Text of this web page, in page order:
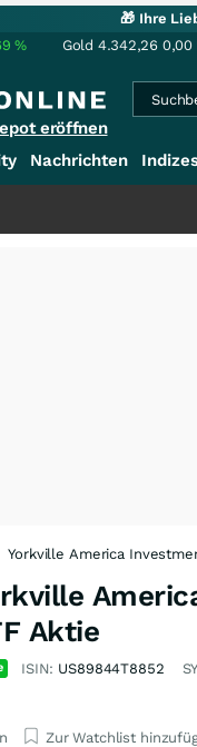
🎁 Ihre
% Gold 4.342,26 0,00
eröffnen
Nachrichten
Yorkville America
Aktie
ISIN: US89844T8852
Zur Watchlist